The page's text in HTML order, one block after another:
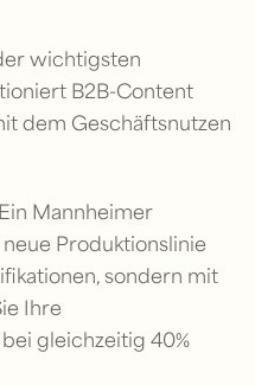
wichtigsten
B2B-Content
dem Geschäftsnutzen
Mannheimer
Produktionslinie
sondern mit
Ihre
gleichzeitig 40%